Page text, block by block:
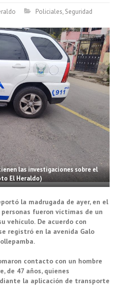
Policiales, Seguridad
las investigaciones sobre el
El Heraldo)
la madrugada de ayer, en el
fueron víctimas de un
vehículo. De acuerdo con
registró en la avenida Galo
contacto con un hombre
de 47 años, quienes
la aplicación de transporte